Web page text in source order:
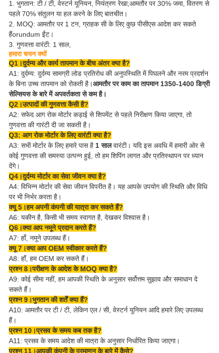
1. भुगतान: टी / टी, वेस्टर्न यूनियन, नियंत्रण रेखा;आमतौर पर 30% जमा, वितरण से
पहले 70% संतुलन या हल करने के लिए बातचीत।
2. MOQ: आमतौर पर 1 टन, ग्राहक सी के लिए कुछ पीसीएस आदेश कर सकते
हैंorundum ईंट।
3. गुणवत्ता वारंटी: 1 साल,
हमारा चयन क्यों
Q1।दुर्दम्य और कार्य तापमान के बीच अंतर क्या है?
A1: दुर्दम्य: दुर्दम्य सामग्री लोड प्रतिरोध की अनुपस्थिति में पिघलने और नरम प्रदर्शन
के बिना उच्च तापमान को रोकती है।आमतौर पर काम का तापमान 1350-1400 डिग्री
सेल्सियस के बारे में अपवर्तकता से कम है।
Q2।उत्पादों की गुणवत्ता कैसी है?
A2: सफेद आग रोक मोर्टार कड़ाई से शिपमेंट से पहले निरीक्षण किया जाएगा, तो
गुणवत्ता की गारंटी दी जा सकती है।
Q3: आग रोक मोर्टार के लिए वारंटी क्या है?
A3: सभी मोर्टार के लिए हमारे पास है 1 सालवारंटी। यदि इस अवधि में हमारी ओर से
कोई गुणवत्ता की समस्या उत्पन्न हुई, तो हम शिपिंग लागत और प्रतिस्थापन पर ध्यान
देंगे।
Q4।दुर्दम्य मोर्टार का सेवा जीवन क्या है?
A4: विभिन्न मोर्टार की सेवा जीवन विपरीत है। यह आपके उपयोग की स्थिति और विधि
पर भी निर्भर करता है।
क्यू 5।हम अपनी कंपनी की यात्रा कर सकते हैं?
A6: यकीन है, किसी भी समय स्वागत है, देखकर विश्वास है।
Q6।क्या आप नमूने प्रदान करते हैं?
A7: हाँ, नमूने उपलब्ध हैं।
क्यू 7।क्या आप OEM स्वीकार करते हैं?
A8: हाँ, हम OEM कर सकते हैं।
प्रश्न 8।परीक्षण के आदेश के MOQ क्या है?
A9: कोई सीमा नहीं, हम आपकी स्थिति के अनुसार सर्वोत्तम सुझाव और समाधान दे
सकते हैं।
प्रश्न 9।भुगतान की शर्तें क्या हैं?
A10: आमतौर पर टी / टी, लेकिन एल / सी, वेस्टर्न यूनियन आदि हमारे लिए उपलब्ध
हैं।
प्रश्न 10।प्रसव के समय कब तक है?
A11: प्रसव के समय आदेश की मात्रा के अनुसार निर्धारित किया जाएगा।
प्रश्न 11।आपकी कंपनी के प्रमाणन के बारे में कैसे?